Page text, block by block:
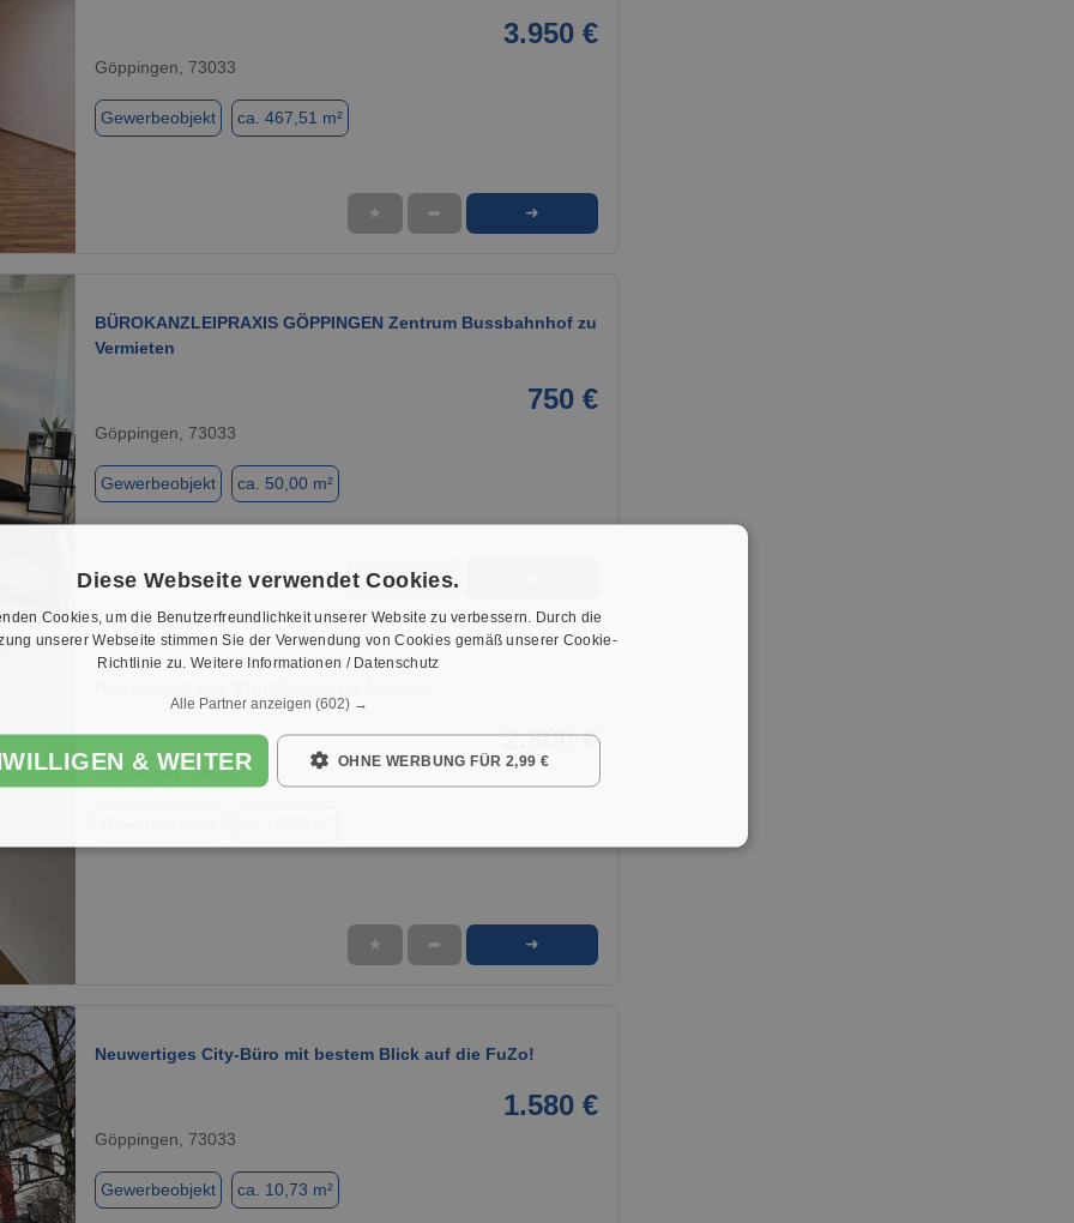
3.950 €
Göppingen, 73033
Gewerbeobjekt ca. 467,51 m²
★ ➦ ➜
BÜROKANZLEIPRAXIS GÖPPINGEN Zentrum Bussbahnhof zu
Vermieten
750 €
Göppingen, 73033
Gewerbeobjekt ca. 50,00 m²
★ ➦
2.800 €
Göppingen, 73033
★ ➦ ➜
Neuwertiges City-Büro mit bestem Blick auf die FuZo!
1.580 €
Göppingen, 73033
Gewerbeobjekt ca. 10,73 m²
Diese Webseite verwendet Cookies.
Cookies, um die Benutzerfreundlichkeit unserer Website zu verbessern. Durch die
unserer Webseite stimmen Sie der Verwendung von Cookies gemäß unserer Cookie-
Richtlinie zu. Weitere Informationen / Datenschutz
Alle Partner anzeigen (602) →
& WEITER OHNE WERBUNG FÜR 2,99 €